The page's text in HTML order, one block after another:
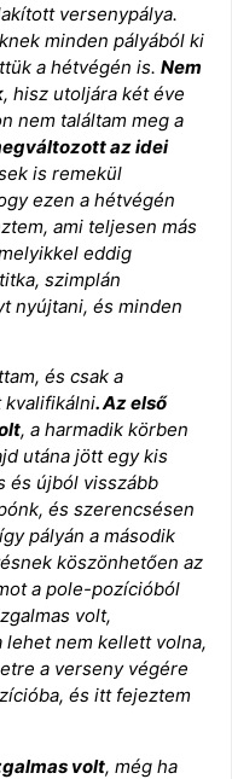
versenypálya.
minden pályából ki
a hétvégén is. Nem
, hisz utoljára két éve
nem találtam meg a
az idei
is remekül
ezen a hétvégén
ami teljesen más
eddig
szimplán
nyújtani, és minden
és csak a
kvalifikálni. Az első
, a harmadik körben
utána jött egy kis
és újból visszább
és szerencsésen
pályán a második
köszönhetően az
a pole-pozícióból
volt,
lehet nem kellett volna,
a verseny végére
és itt fejeztem
volt, még ha